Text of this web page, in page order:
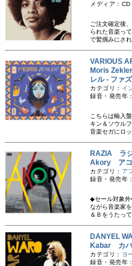
メディア：CD
ご注文確定後
られた音楽っ
で鷲掴みにさ
VARIOUS
Moris
レル - ファ
カテゴリ： イ
録音・発売年
こちらは輸入
キン＆ソウル
音楽セガにロ
RAZIA ラ
Akory ア
カテゴリ： ア
録音・発売年
◆セール対象外
ながら音楽家
＆Ｂをうたっ
DANYEL
Kabar カ
カテゴリ： ヨ
録音・発売年